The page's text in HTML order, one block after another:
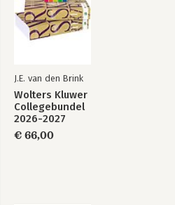
J.E. van den Brink
Wolters Kluwer
Collegebundel
2026-2027
€ 66,00